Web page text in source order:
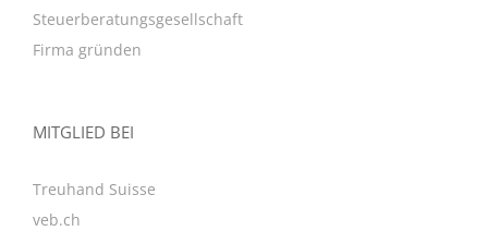
Steuerberatungsgesellschaft
Firma gründen
MITGLIED BEI
Treuhand Suisse
veb.ch